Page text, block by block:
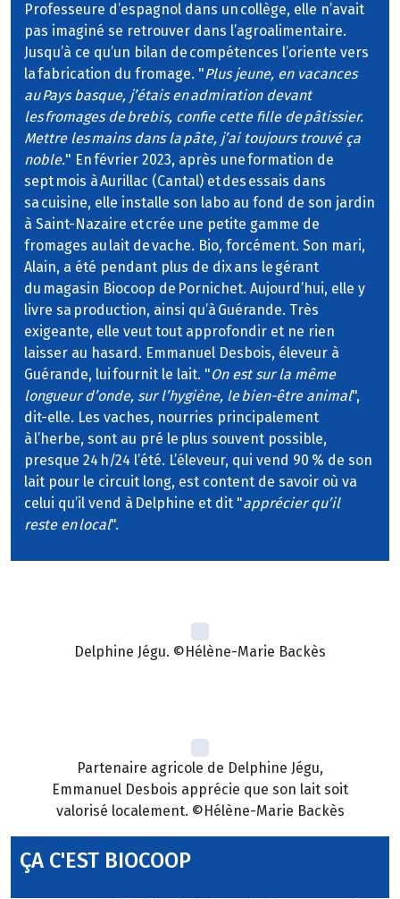
Professeure d’espagnol dans un collège, elle n’avait
pas imaginé se retrouver dans l’agroalimentaire.
Jusqu’à ce qu’un bilan de compétences l’oriente vers
la fabrication du fromage. "Plus jeune, en vacances
au Pays basque, j’étais en admiration devant
les fromages de brebis, confie cette fille de pâtissier.
Mettre les mains dans la pâte, j’ai toujours trouvé ça
noble." En février 2023, après une formation de
sept mois à Aurillac (Cantal) et des essais dans
sa cuisine, elle installe son labo au fond de son jardin
à Saint-Nazaire et crée une petite gamme de
fromages au lait de vache. Bio, forcément. Son mari,
Alain, a été pendant plus de dix ans le gérant
du magasin Biocoop de Pornichet. Aujourd’hui, elle y
livre sa production, ainsi qu’à Guérande. Très
exigeante, elle veut tout approfondir et ne rien
laisser au hasard. Emmanuel Desbois, éleveur à
Guérande, lui fournit le lait. "On est sur la même
longueur d’onde, sur l’hygiène, le bien-être animal",
dit-elle. Les vaches, nourries principalement
à l’herbe, sont au pré le plus souvent possible,
presque 24 h/24 l’été. L’éleveur, qui vend 90 % de son
lait pour le circuit long, est content de savoir où va
celui qu’il vend à Delphine et dit "apprécier qu’il
reste en local".
Delphine Jégu. ©Hélène-Marie Backès
Partenaire agricole de Delphine Jégu,
Emmanuel Desbois apprécie que son lait soit
valorisé localement. ©Hélène-Marie Backès
ÇA C'EST BIOCOOP